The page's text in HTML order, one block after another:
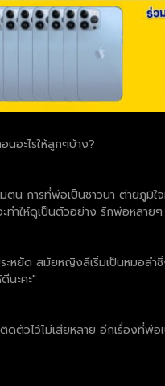
อะไรให้ลูกๆบ้าง?
การที่พ่อเป็นชาวนา ต่ายภูมิใ
ำให้ดูเป็นตัวอย่าง รักพ่อหลายๆ
หยัด สมัยหญิงลีเริ่มเป็นหมอล
นะคะ"
ตัวไว้ไม่เสียหลาย อีกเรื่องที่พ่